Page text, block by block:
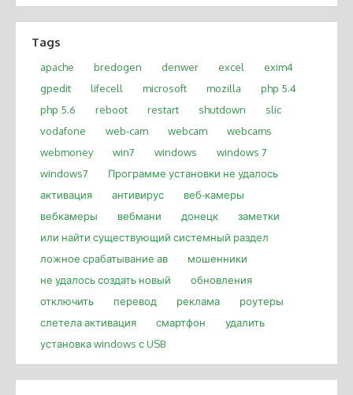
Tags
apache bredogen denwer excel
exim4
gpedit
lifecell microsoft mozilla
php 5.4
php 5.6
reboot restart shutdown
slic
vodafone
web-cam webcam
webcams
webmoney
win7 windows
windows 7
windows7
Программе установки не удалось
активация
антивирус
веб-камеры
вебкамеры
вебмани донецк
заметки
или найти существующий системный раздел
ложное срабатывание ав
мошенники
не удалось создать новый
обновления
отключить
перевод реклама
роутеры
слетела активация
смартфон
удалить
установка windows с USB